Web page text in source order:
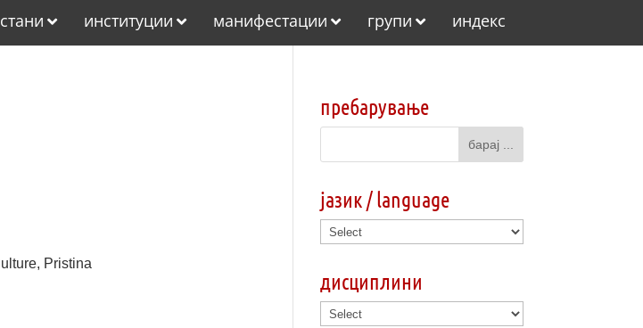
институции манифестации групи индекс
Pristina
пребарување
јазик / language
дисциплини